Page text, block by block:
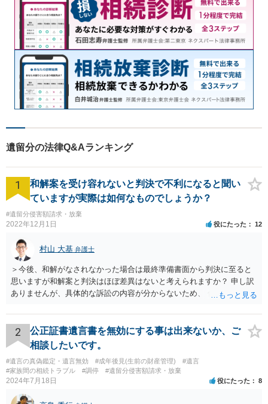
遺留分の法律Q&Aランキング
1
和解案を受け容れないと判決で不利になると聞い
ていますが実際は如何なものでしょうか？
#遺留分侵害額請求・放棄
2022年12月1日 役にたった 12
村山 大基 弁護士
＞今後、和解がなされなかった場合は最終準備書面から判決に至ると
思いますが和解案と判決はほぼ差異はないと考えられますか？ 申し訳
ありませんが、具体的な訴訟の内容が分からないため、 何とも回答が
わかっている代理人弁護士に聞くか、 訴訟資料を持って面談相談に行
ってみましょう。 その上で、一般論として回答するなら、和解案と判
決は（ケースによって程度の差はあっても）食い違うことが多いで
す。 金額は適当ですが、例えば判決で１００万円支払え、という結論
になりそうな場合、 そのまま１００万円を和解案として提示しても、
判決と変わらないなら払う側としてはあまり和解に応じようという気
のまま判決で１００万円支払いとなるより、７０万円でまとめた方が
2
公正証書遺言書を無効にする事は出来ないか、ご
相談したいです。
#遺言の真偽鑑定・遺言無効 #成年後見(生前の財産管理)
#遺言
#家族間の相続トラブル
#調停 #遺留分侵害額請求・放棄
2024年7月18日 役にたった 8